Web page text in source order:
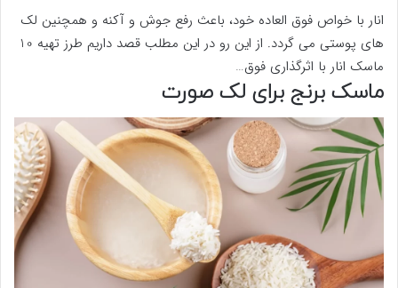
انار با خواص فوق العاده خود، باعث رفع جوش و آکنه و همچنین لک
های پوستی می گردد. از این رو در این مطلب قصد داریم طرز تهیه 10
ماسک انار با اثرگذاری فوق…
ماسک برنج برای لک صورت